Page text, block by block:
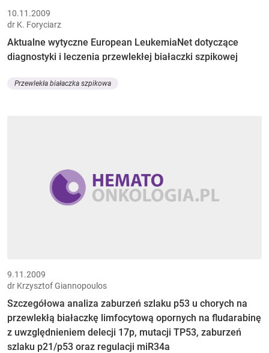
10.11.2009
dr K. Foryciarz
Aktualne wytyczne European LeukemiaNet dotyczące
diagnostyki i leczenia przewlekłej białaczki szpikowej
Przewlekła białaczka szpikowa
9.11.2009
dr Krzysztof Giannopoulos
Szczegółowa analiza zaburzeń szlaku p53 u chorych na
przewlekłą białaczkę limfocytową opornych na fludarabinę
z uwzględnieniem delecji 17p, mutacji TP53, zaburzeń
szlaku p21/p53 oraz regulacji miR34a